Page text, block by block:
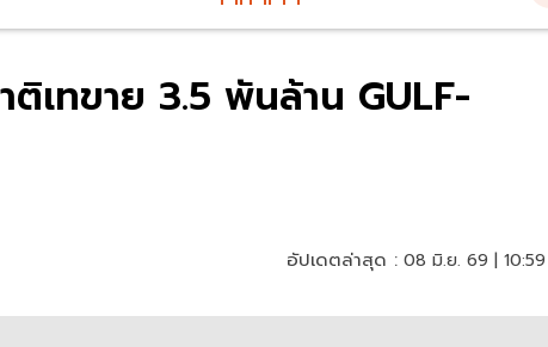
เทขาย 3.5 พันล้าน GULF-
อัปเดตล่าสุด : 08 มิ.ย. 69 |